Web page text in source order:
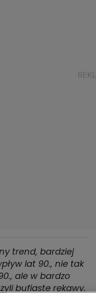
trend, bardziej
lat 90., nie tak
ale w bardzo
bufiaste rękawy,